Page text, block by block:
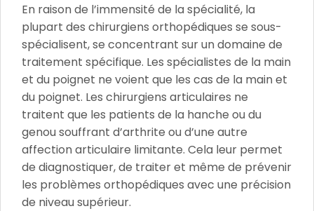
En raison de l’immensité de la spécialité, la
plupart des chirurgiens orthopédiques se sous-
spécialisent, se concentrant sur un domaine de
traitement spécifique. Les spécialistes de la main
et du poignet ne voient que les cas de la main et
du poignet. Les chirurgiens articulaires ne
traitent que les patients de la hanche ou du
genou souffrant d’arthrite ou d’une autre
affection articulaire limitante. Cela leur permet
de diagnostiquer, de traiter et même de prévenir
les problèmes orthopédiques avec une précision
de niveau supérieur.